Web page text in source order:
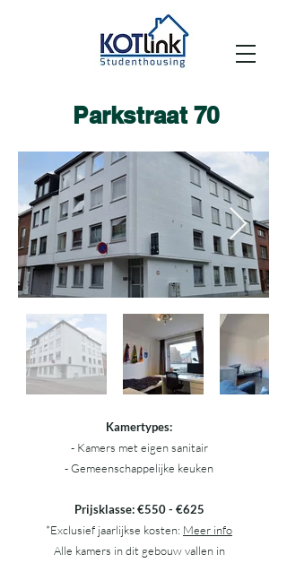
Parkstraat 70
Kamertypes:
- Kamers met eigen sanitair
- Gemeenschappelijke keuken
Prijsklasse: €550 - €625
*Exclusief jaarlijkse kosten: Meer info
Alle kamers in dit gebouw vallen in